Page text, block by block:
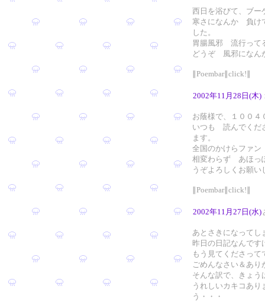
西日を浴びて、ブ
寒さになんか 負け
した。
胃腸風邪 流行って
どうぞ 風邪になん
∥Poembar∥click!∥
2002年11月28日(木)
お蔭様で、１００４
いつも 読んでくだ
ます。
全国のかけらファン
相変わらず あほっ
うぞよろしくお願い
∥Poembar∥click!∥
2002年11月27日(水)
あとさきになってし
昨日の日記なんです
もう見てくださっ
ごめんなさい＆あり
そんな訳で、きょ
うれしいカキコあ
う・・・